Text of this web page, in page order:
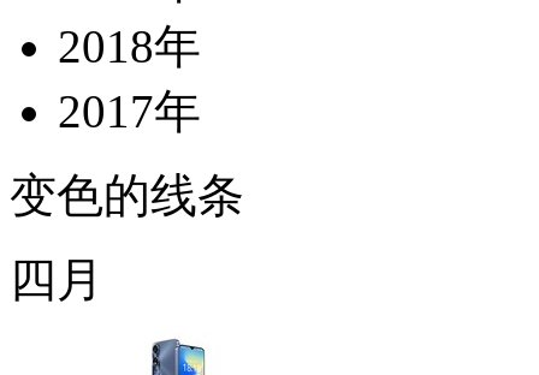
2018年
2017年
变色的线条
四月